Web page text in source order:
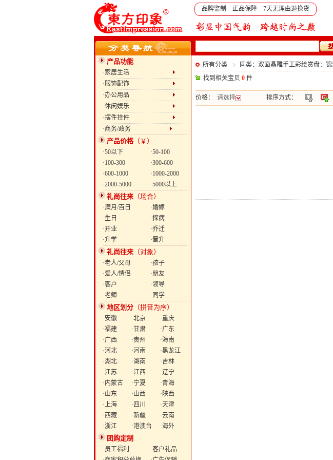
品牌监制 正品保障 7天无理由退换货
产品功能
·家居生活
·服饰配饰
·办公用品
·休闲娱乐
·摆件挂件
·商务/政务
产品价格（￥）
·50以下
·50-100
·100-300
·300-600
·600-1000
·1000-2000
·2000-5000
·5000以上
礼尚往来 （场合）
·满月/百日
·婚嫁
·生日
·探病
·开业
·乔迁
·升学
·晋升
礼尚往来 （对象）
·老人/父母
·孩子
·爱人/情侣
·朋友
·客户
·领导
·老师
·同学
地区划分 （拼音为序）
·安徽 ·北京
·重庆
·福建
·甘肃
·广东
·广西
·贵州
·海南
·河北
·河南
·黑龙江
·湖北
·湖南
·吉林
·江苏
·江西
·辽宁
·内蒙古
·宁夏
·青海
·山东
·山西
·陕西
·上海
·四川
·天津
·西藏
·新疆
·云南
·浙江
·港澳台 ·海外
团购定制
·员工福利
·客户礼品
所有分类 同类：双面晶雕手工彩绘赏盘：锦
找到相关宝贝 0 件
价格： 请选择 排序方式：